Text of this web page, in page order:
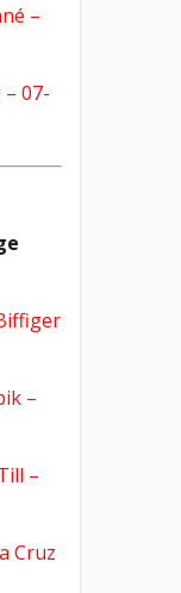
–
07-
–
–
Cruz